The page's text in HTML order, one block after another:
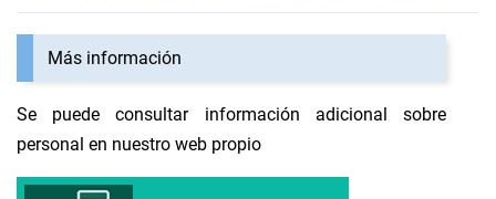
Más información
Se puede consultar información adicional sobre
personal en nuestro web propio